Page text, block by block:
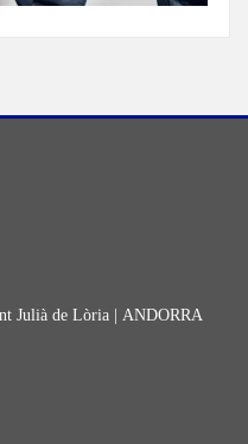
Julià de Lòria | ANDORRA